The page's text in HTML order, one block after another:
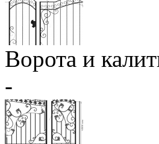
Ворота и
-